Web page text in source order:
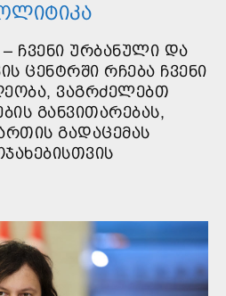
ᲩᲕᲔᲜᲘ ᲣᲠᲑᲐᲜᲣᲚᲘ ᲓᲐ
ᲪᲔᲜᲢᲠᲨᲘ ᲠᲩᲔᲑᲐ ᲩᲕᲔᲜᲘ
ᲕᲐᲒᲠᲫᲔᲚᲔᲑᲗ
ᲒᲐᲜᲕᲘᲗᲐᲠᲔᲑᲐᲡ,
ᲒᲐᲓᲐᲪᲔᲛᲐᲡ